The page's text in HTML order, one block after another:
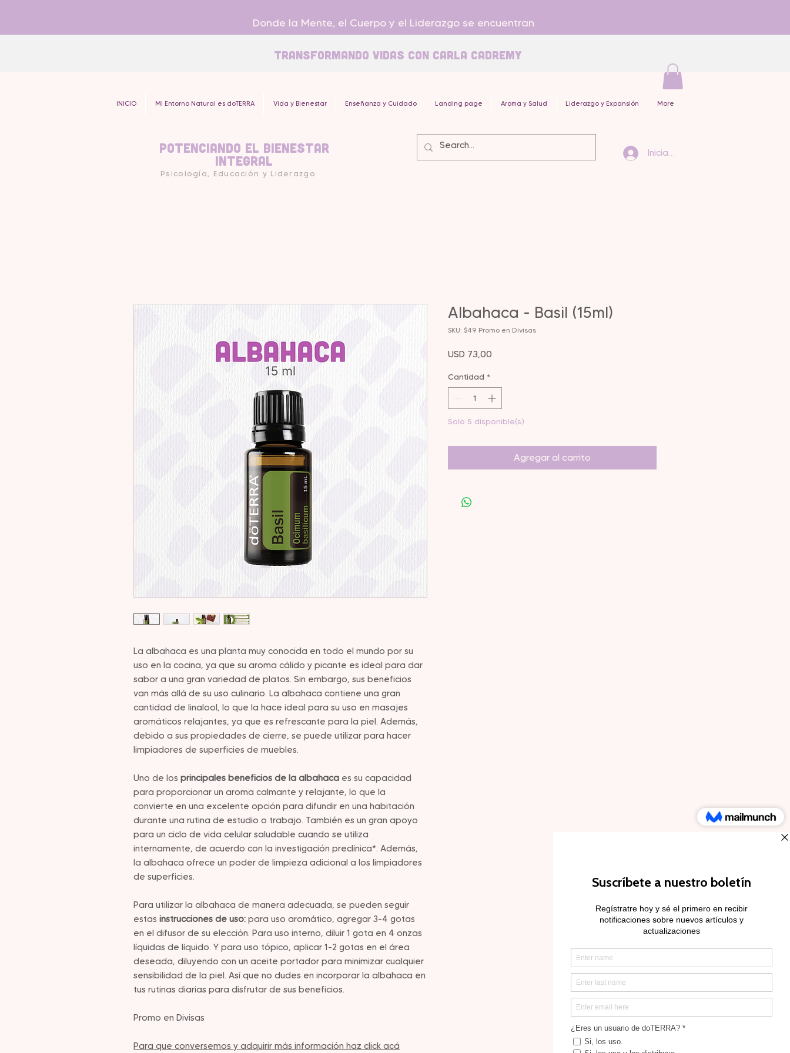
Donde la Mente, el Cuerpo y el Liderazgo se encuentran
Transformando Vidas con carla Cadremy
INICIO Mi Entorno Natural es doTERRA Vida y Bienestar Enseñanza y Cuidado Landing page Aroma y Salud Liderazgo y Expansión More
Potenciando el Bienestar
Integral
Psicología, Educación y Liderazgo
Iniciar sesión
La albahaca es una planta muy conocida en todo el mundo por su
uso en la cocina, ya que su aroma cálido y picante es ideal para dar
sabor a una gran variedad de platos. Sin embargo, sus beneficios
van más allá de su uso culinario. La albahaca contiene una gran
cantidad de linalool, lo que la hace ideal para su uso en masajes
aromáticos relajantes, ya que es refrescante para la piel. Además,
debido a sus propiedades de cierre, se puede utilizar para hacer
limpiadores de superficies de muebles.
Uno de los principales beneficios de la albahaca es su capacidad
para proporcionar un aroma calmante y relajante, lo que la
convierte en una excelente opción para difundir en una habitación
durante una rutina de estudio o trabajo. También es un gran apoyo
para un ciclo de vida celular saludable cuando se utiliza
internamente, de acuerdo con la investigación preclínica*. Además,
la albahaca ofrece un poder de limpieza adicional a los limpiadores
de superficies.
Para utilizar la albahaca de manera adecuada, se pueden seguir
estas instrucciones de uso: para uso aromático, agregar 3-4 gotas
en el difusor de su elección. Para uso interno, diluir 1 gota en 4 onzas
líquidas de líquido. Y para uso tópico, aplicar 1-2 gotas en el área
deseada, diluyendo con un aceite portador para minimizar cualquier
sensibilidad de la piel. Así que no dudes en incorporar la albahaca en
tus rutinas diarias para disfrutar de sus beneficios.
Promo en Divisas
Para que conversemos y adquirir más información haz click acá
Albahaca - Basil (15ml)
SKU: $49 Promo en Divisas
USD 73,00
Cantidad *
Solo 5 disponible(s)
Agregar al carrito